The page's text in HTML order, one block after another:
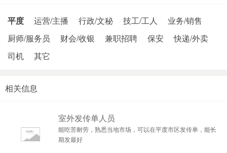
平度 运营/主播 行政/文秘 技工/工人
业务/销售
厨师/服务员
财会/收银 兼职招聘 保安
快递/外卖
司机
其它
相关信息
室外发传单人员
能吃苦耐劳，熟悉当地市场，可以在平度市区发传单，能长
期发最好